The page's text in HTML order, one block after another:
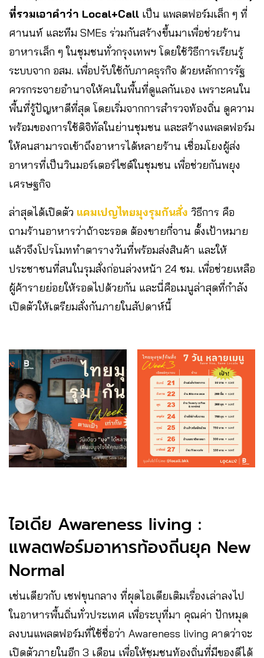
ที่รวมเอาคำว่า Local+Call เป็น แพลตฟอร์มเล็ก ๆ ที่
ศานนท์ และทีม SMEs ร่วมกันสร้างขึ้นมาเพื่อช่วยร้าน
อาหารเล็ก ๆ ในชุมชนทั่วกรุงเทพฯ โดยใช้วิธีการเรียนรู้
ระบบจาก อสม. เพื่อปรับใช้กับภาคธุรกิจ ด้วยหลักการรัฐ
ควรกระจายอำนาจให้คนในพื้นที่ดูแลกันเอง เพราะคนใน
พื้นที่รู้ปัญหาดีที่สุด โดยเริ่มจากการสำรวจท้องถิ่น ดูความ
พร้อมของการใช้ดิจิทัลในย่านชุมชน และสร้างแพลตฟอร์ม
ให้คนสามารถเข้าถึงอาหารได้หลายร้าน เชื่อมโยงผู้ส่ง
อาหารที่เป็นวินมอร์เตอร์ไซต์ในชุมชน เพื่อช่วยกันพยุง
เศรษฐกิจ
ล่าสุดได้เปิดตัว แคมเปญไทยมุงรุมกันสั่ง วิธีการ คือ
ถามร้านอาหารว่าถ้าจะรอด ต้องขายกี่จาน ตั้งเป้าหมาย
แล้วจึงโปรโมททำตารางวันที่พร้อมส่งสินค้า และให้
ประชาชนที่สนในรุมสั่งก่อนล่วงหน้า 24 ชม. เพื่อช่วยเหลือ
ผู้ค้ารายย่อยให้รอดไปด้วยกัน และนี่คือเมนูล่าสุดที่กำลัง
เปิดตัวให้เตรียมสั่งกันภายในสัปดาห์นี้
ไอเดีย Awareness living :
แพลตฟอร์มอาหารท้องถิ่นยุค New
Normal
เช่นเดียวกับ เชฟขุนกลาง ที่ผุดไอเดียเติมเรื่องเล่าลงไป
ในอาหารพื้นถิ่นทั่วประเทศ เพื่อระบุที่มา คุณค่า ปักหมุด
ลงบนแพลตฟอร์มที่ใช้ชื่อว่า Awareness living คาดว่าจะ
เปิดตัวภายในอีก 3 เดือน เพื่อให้ชุมชนท้องถิ่นที่มีของดีได้